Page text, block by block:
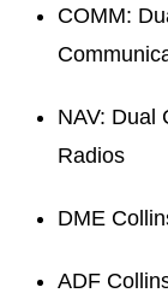
COMM:
NAV: Dual
Radios
DME
ADF